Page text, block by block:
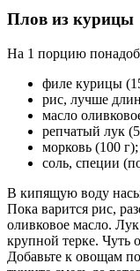
Плов из курицы
На 1 порцию
филе курицы
рис, лучше
масло
репчатый лук
морковь (100 г);
соль, специи
В кипящую воду
Пока варится рис,
оливковое масло.
крупной терке. Чуть
Добавьте к овощам